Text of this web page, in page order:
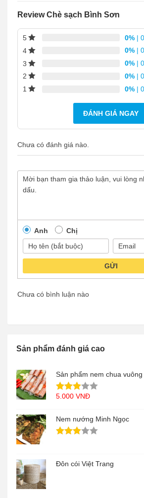
Review Chè sạch Bình Sơn
5 0% |
4
0% |
3
0% |
2
0% |
1
0% |
ĐÁNH GIÁ NGAY
Chưa có đánh giá nào.
Anh Chị
GỬI
Chưa có bình luận nào
Sản phẩm đánh giá cao
Sản phẩm nem chua vuông
5.000 VNĐ
Nem nướng Minh Ngọc
Đôn cói Việt Trang